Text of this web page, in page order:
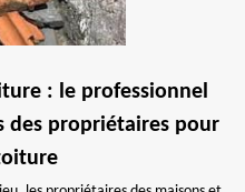
: le professionnel
des propriétaires pour